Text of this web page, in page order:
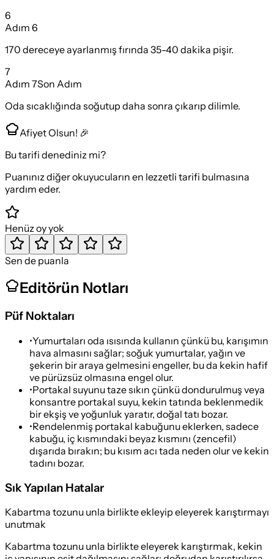
6
Adım 6
170 dereceye ayarlanmış fırında 35-40 dakika pişir.
7
Adım 7Son Adım
Oda sıcaklığında soğutup daha sonra çıkarıp dilimle.
Afiyet Olsun! 🎉
Bu tarifi denediniz mi?
Puanınız diğer okuyucuların en lezzetli tarifi bulmasına
yardım eder.
Henüz oy yok
Sen de puanla
Editörün Notları
Püf Noktaları
•Yumurtaları oda ısısında kullanın çünkü bu, karışımın
hava almasını sağlar; soğuk yumurtalar, yağın ve
şekerin bir araya gelmesini engeller, bu da kekin hafif
ve pürüzsüz olmasına engel olur.
•Portakal suyunu taze sıkın çünkü dondurulmuş veya
konsantre portakal suyu, kekin tatında beklenmedik
bir ekşiş ve yoğunluk yaratır, doğal tatı bozar.
•Rendelenmiş portakal kabuğunu eklerken, sadece
kabuğu, iç kısmındaki beyaz kısmını (zencefil)
dışarıda bırakın; bu kısım acı tada neden olur ve kekin
tadını bozar.
Sık Yapılan Hatalar
Kabartma tozunu unla birlikte ekleyip eleyerek karıştırmayı
unutmak
Kabartma tozunu unla birlikte eleyerek karıştırmak, kekin